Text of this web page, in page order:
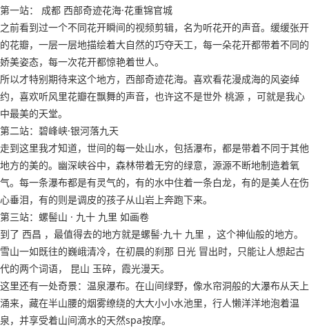
第一站： 成都 西部奇迹花海·花重锦官城
之前看到过一个不同花开瞬间的视频剪辑，名为听花开的声音。缓缓张开
的花瓣，一层一层地描绘着大自然的巧夺天工，每一朵花开都带着不同的
娇美姿态，每一次花开都惊艳着世人。
所以才特别期待来这个地方，西部奇迹花海。喜欢看花漫成海的风姿绰
约，喜欢听风里花瓣在飘舞的声音，也许这不是世外 桃源 ，可就是我心
中最美的天堂。
第二站：碧峰峡·银河落九天
走到这里我才知道，世间的每一处山水，包括瀑布，都是带着不同于其他
地方的美的。幽深峡谷中，森林带着无穷的绿意，源源不断地制造着氧
气。每一条瀑布都是有灵气的，有的水中住着一条白龙，有的是美人在伤
心垂泪，有的则是调皮的孩子从山岩上奔跑下来。
第三站：螺髻山 · 九十 九里 如画卷
到了 西昌 ，最值得去的地方就是螺髻·九十 九里 ，这个神仙般的地方。
雪山一如既往的巍峨清冷，在初晨的刹那 日光 冒出时，只能让人想起古
代的两个词语， 昆山 玉碎，霞光漫天。
这里还有一处奇景：温泉瀑布。在山间绿野，像水帘洞般的大瀑布从天上
涌来，藏在半山腰的烟雾缭绕的大大小小水池里，行人懒洋洋地泡着温
泉，并享受着山间滴水的天然spa按摩。